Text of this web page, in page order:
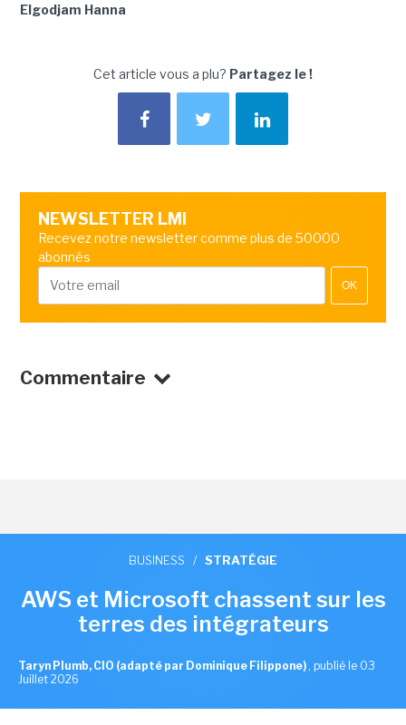
Elgodjam Hanna
Cet article vous a plu? Partagez le !
NEWSLETTER LMI
Recevez notre newsletter comme plus de 50000
abonnés
OK
Commentaire
BUSINESS / STRATÉGIE
AWS et Microsoft chassent sur les
terres des intégrateurs
Taryn Plumb, CIO (adapté par Dominique Filippone) , publié le 03
Juillet 2026